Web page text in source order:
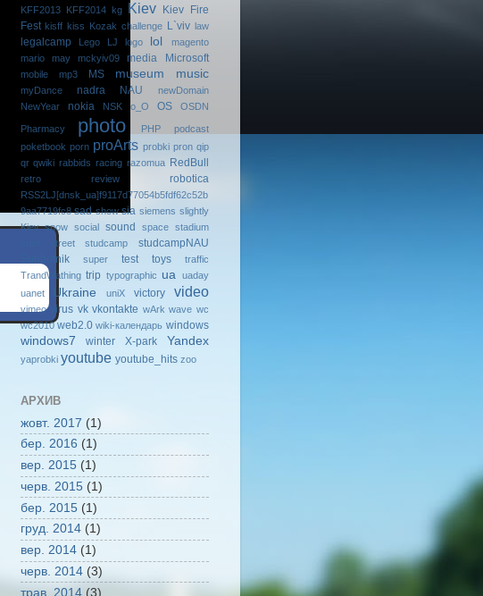
KFF2013
KFF2014 kg Kiev Kiev Fire
Fest kisff kiss Kozak challenge L`viv law
legalcamp Lego LJ logo lol
magento
mario
may mckyiv09 media Microsoft
mobile mp3 MS museum music
myDance nadra NAU
newDomain
NewYear
nokia NSK o_O OS OSDN
Pharmacy photo PHP
podcast
poketbook porn proArts probki pron qip
qr qwiki rabbids racing razomua RedBull
retro review robotica
RSS2LJ[dnsk_ua]f9117d77054b5fdf62c52b
9aa7719fc8 sad show sia siemens slightly
Kiev snow social sound space
stadium
street studcamp
studcampNAU
Subbotnik
super test toys
traffic
TrandWathing trip typographic ua
uaday
uanet
Ukraine uniX victory video
vimeo virus vk vkontakte wArk wave wc
wc2010 web2.0 wiki-календарь windows
windows7 winter X-park Yandex
yaprobki youtube youtube_hits zoo
АРХИВ
жовт. 2017 (1)
бер. 2016 (1)
вер. 2015(1)
черв. 2015(1)
бер. 2015(1)
груд. 2014(1)
вер. 2014(1)
черв. 2014(3)
трав. 2014(3)